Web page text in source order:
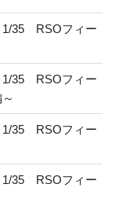
1/35 RSOフィー
1/35 RSOフィー
1/35 RSOフィー
1/35 RSOフィー